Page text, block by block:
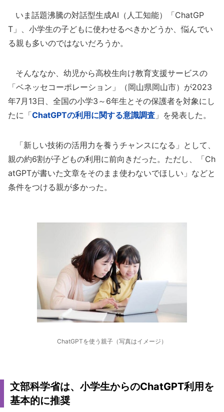
いま話題沸騰の対話型生成AI（人工知能）「ChatGP
T」、小学生の子どもに使わせるべきかどうか、悩んでい
る親も多いのではないだろうか。
そんななか、幼児から高校生向け教育支援サービスの
「ベネッセコーポレーション」（岡山県岡山市）が2023
年7月13日、全国の小学3～6年生とその保護者を対象にし
たに「ChatGPTの利用に関する意識調査 」を発表した。
「新しい技術の活用力を養うチャンスになる」として、
親の約6割が子どもの利用に前向きだった。ただし、「Ch
atGPTが書いた文章をそのまま使わないでほしい」などと
条件をつける親が多かった。
ChatGPTを使う親子（写真はイメージ）
文部科学省は、小学生からのChatGPT利用を
基本的に推奨